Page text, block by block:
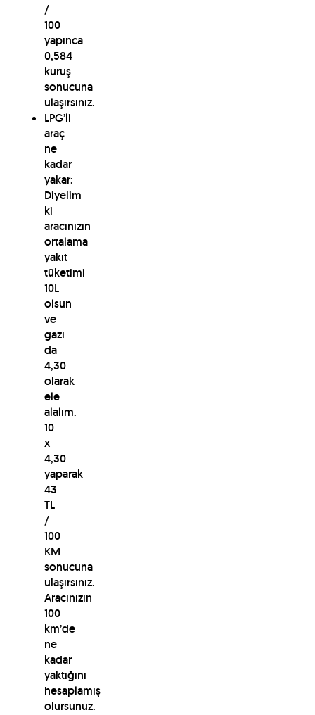
/
100
yapınca
0,584
kuruş
sonucuna
ulaşırsınız.
LPG’li
araç
ne
kadar
yakar:
Diyelim
ki
aracınızın
ortalama
yakıt
tüketimi
10L
olsun
ve
gazı
da
4,30
olarak
ele
alalım.
10
x
4,30
yaparak
43
TL
/
100
KM
sonucuna
ulaşırsınız.
Aracınızın
100
km’de
ne
kadar
yaktığını
hesaplamış
olursunuz.